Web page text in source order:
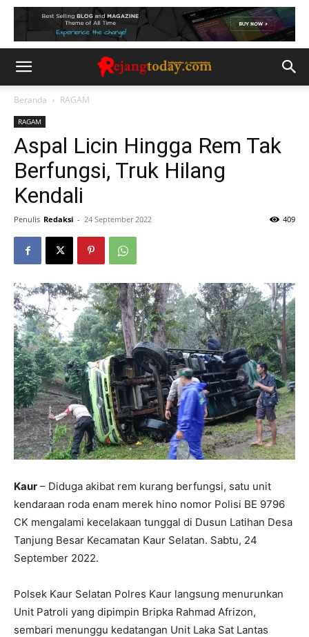
Beranda RAGAM
RAGAM
Aspal Licin Hingga Rem Tak
Berfungsi, Truk Hilang
Kendali
Penulis Redaksi - 24 September 2022 409
Kaur – Diduga akibat rem kurang berfungsi, satu unit
kendaraan roda enam merek hino nomor Polisi BE 9796
CK mengalami kecelakaan tunggal di Dusun Latihan Desa
Tanjung Besar Kecamatan Kaur Selatan. Sabtu, 24
September 2022.
Polsek Kaur Selatan Polres Kaur langsung menurunkan
Unit Patroli yang dipimpin Bripka Rahmad Afrizon,
sembari menunggu kedatangan Unit Laka Sat Lantas